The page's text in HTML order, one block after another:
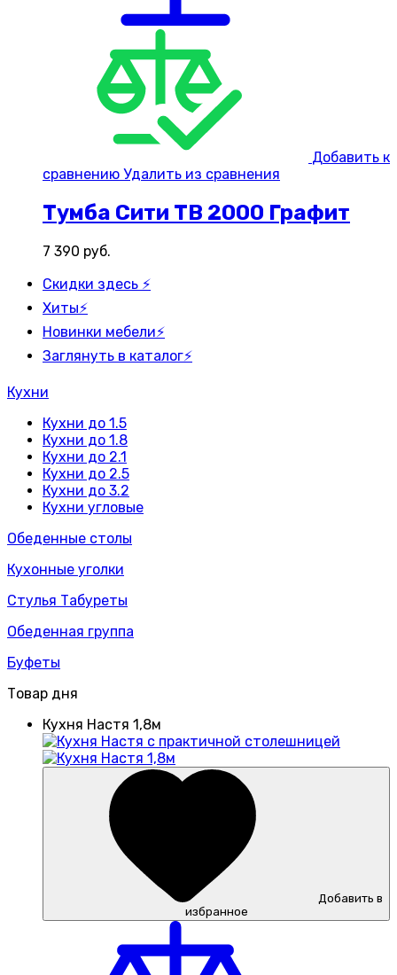
Добавить к
сравнению Удалить из сравнения
Тумба Сити ТВ 2000 Графит
7 390 руб.
Скидки здесь ⚡
Хиты⚡
Новинки мебели⚡
Заглянуть в каталог⚡
Кухни
Кухни до 1.5
Кухни до 1.8
Кухни до 2.1
Кухни до 2.5
Кухни до 3.2
Кухни угловые
Обеденные столы
Кухонные уголки
Стулья Табуреты
Обеденная группа
Буфеты
Товар дня
Кухня Настя 1,8м
Добавить в
избранное